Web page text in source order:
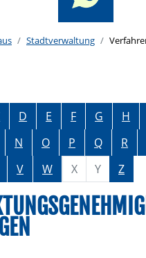
Stadtverwaltung
Register überspringen
D E F G H
N O P Q R
V W X Y Z